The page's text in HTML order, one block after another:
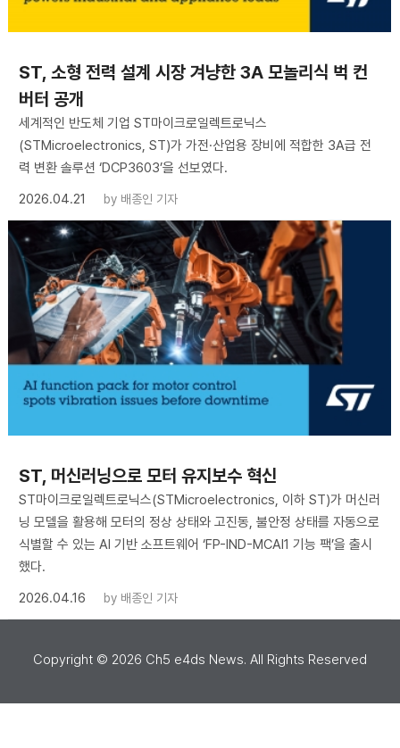
ST, 소형 전력 설계 시장 겨냥한 3A 모놀리식 벅 컨
버터 공개
세계적인 반도체 기업 ST마이크로일렉트로닉스
(STMicroelectronics, ST)가 가전·산업용 장비에 적합한 3A급 전
력 변환 솔루션 ‘DCP3603’을 선보였다.
2026.04.21
by 배종인 기자
ST, 머신러닝으로 모터 유지보수 혁신
ST마이크로일렉트로닉스(STMicroelectronics, 이하 ST)가 머신러
닝 모델을 활용해 모터의 정상 상태와 고진동, 불안정 상태를 자동으로
식별할 수 있는 AI 기반 소프트웨어 ‘FP-IND-MCAI1 기능 팩’을 출시
했다.
2026.04.16
by 배종인 기자
Copyright © 2026 Ch5 e4ds News. All Rights Reserved